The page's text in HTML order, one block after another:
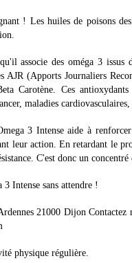
! Les huiles de poisons
associe des oméga 3
AJR (Apports Journaliers
Carotène. Ces
maladies
3 Intense aide à
leur action. En retardant le
C'est donc un
Intense sans attendre !
21000 Dijon
physique régulière.